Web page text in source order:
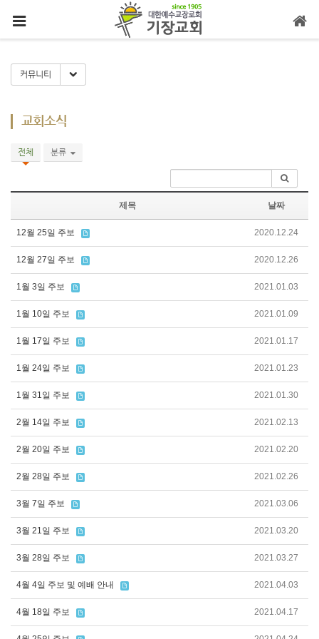
커뮤니티 Toggle Dropdown
교회소식
전체 분류
제목 날짜
12월 25일 주보 2020.12.24
12월 27일 주보 2020.12.26
1월 3일 주보 2021.01.03
1월 10일 주보 2021.01.09
1월 17일 주보 2021.01.17
1월 24일 주보 2021.01.23
1월 31일 주보 2021.01.30
2월 14일 주보 2021.02.13
2월 20일 주보 2021.02.20
2월 28일 주보 2021.02.26
3월 7일 주보 2021.03.06
3월 21일 주보 2021.03.20
3월 28일 주보 2021.03.27
4월 4일 주보 및 예배 안내 2021.04.03
4월 18일 주보 2021.04.17